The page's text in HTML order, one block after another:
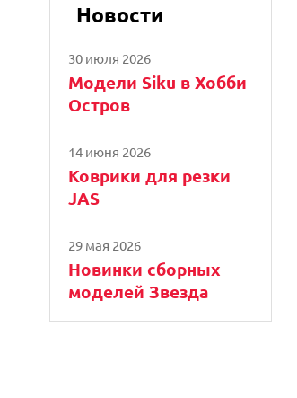
Новости
30 июля 2026
Модели Siku в Хобби
Остров
14 июня 2026
Коврики для резки
JAS
29 мая 2026
Новинки сборных
моделей Звезда